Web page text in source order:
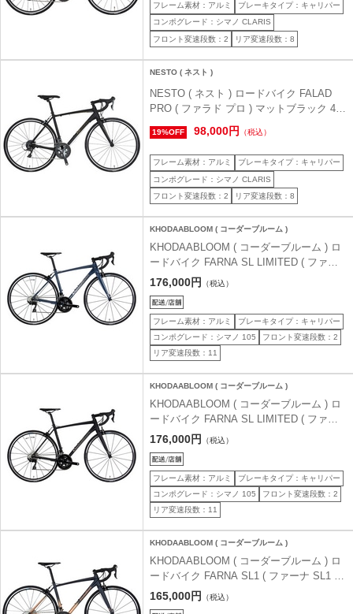
フレーム素材：アルミ
ブレーキタイプ：キャリパー
コンポグレード：シマノ CLARIS
フロント変速段数：2
リア変速段数：8
NESTO ( ネスト )
NESTO ( ネスト ) ロードバイク FALAD
PRO ( ファラド プロ ) マットブラック 430
( 身長目安165cm前後 )
19%OFF 98,000円 （税込）
フレーム素材：アルミ
ブレーキタイプ：キャリパー
コンポグレード：シマノ CLARIS
フロント変速段数：2
リア変速段数：8
KHODAABLOOM ( コーダーブルーム )
KHODAABLOOM ( コーダーブルーム ) ロ
ードバイク FARNA SL LIMITED ( ファー
ナ SL リミテッド ) ブルー/グレー 465 ( 身
176,000円 （税込）
フレーム素材：アルミ
ブレーキタイプ：キャリパー
コンポグレード：シマノ 105
フロント変速段数：2
リア変速段数：11
KHODAABLOOM ( コーダーブルーム )
KHODAABLOOM ( コーダーブルーム ) ロ
ードバイク FARNA SL LIMITED ( ファー
ナ SL リミテッド ) マットブラック 430 (
176,000円 （税込）
フレーム素材：アルミ
ブレーキタイプ：キャリパー
コンポグレード：シマノ 105
フロント変速段数：2
リア変速段数：11
KHODAABLOOM ( コーダーブルーム )
KHODAABLOOM ( コーダーブルーム ) ロ
ードバイク FARNA SL1 ( ファーナ SL1 )
マットガンメタル/カッパーゴールド 500 (
165,000円 （税込）